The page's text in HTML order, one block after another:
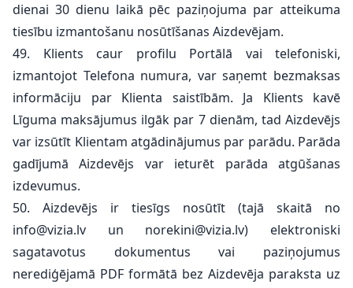
dienai 30 dienu laikā pēc paziņojuma par atteikuma
tiesību izmantošanu nosūtīšanas Aizdevējam.
49. Klients caur profilu Portālā vai telefoniski,
izmantojot Telefona numura, var saņemt bezmaksas
informāciju par Klienta saistībām. Ja Klients kavē
Līguma maksājumus ilgāk par 7 dienām, tad Aizdevējs
var izsūtīt Klientam atgādinājumus par parādu. Parāda
gadījumā Aizdevējs var ieturēt parāda atgūšanas
izdevumus.
50. Aizdevējs ir tiesīgs nosūtīt (tajā skaitā no
info@vizia.lv un norekini@vizia.lv) elektroniski
sagatavotus dokumentus vai paziņojumus
nerediģējamā PDF formātā bez Aizdevēja paraksta uz